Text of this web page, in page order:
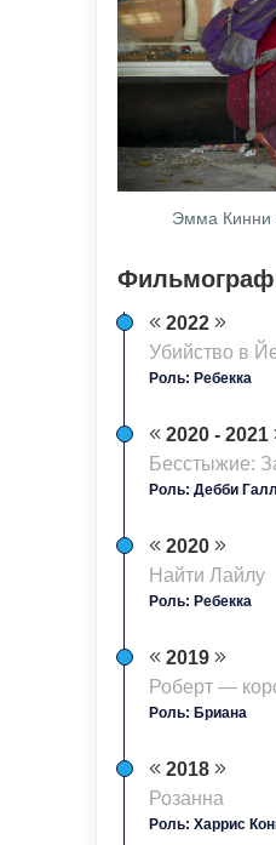
Эмма Кинни
2022
Убийство в
Роль: Ребекка
2020 - 2021
Бесстыжие:
Роль: Дебби
2020
Найти Лайлу
Роль: Ребекка
2019
Роберт —
Роль: Бриана
2018
Розанна
Роль: Харрис